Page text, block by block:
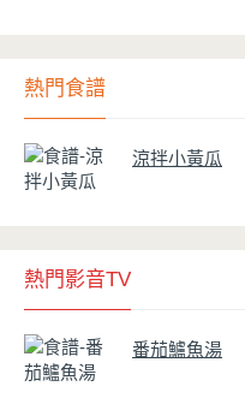
熱門食譜
涼拌小黃瓜
熱門影音TV
番茄鱸魚湯